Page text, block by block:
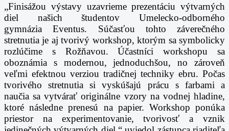
„Finisážou výstavy uzavrieme prezentáciu výtvarných
diel našich študentov Umelecko-odborného
gymnáziaEventus. Súčasťou tohto záverečného
stretnutia je aj tvorivý workshop, ktorým sa symbolicky
rozlúčime s Rožňavou. Účastníci workshopu sa
oboznámia s modernou, jednoduchšou, no zároveň
veľmi efektnou verziou tradičnej techniky ebru. Počas
tvorivého stretnutia si vyskúšajú prácu s farbami a
naučia sa vytvárať originálne vzory na vodnej hladine,
ktoré následne prenesú na papier. Workshop ponúka
priestor na experimentovanie,tvorivosť a vznik